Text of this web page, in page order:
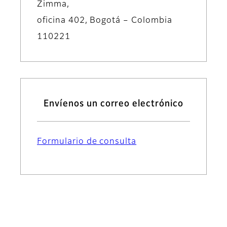
Zimma,
oficina 402, Bogotá – Colombia
110221
Envíenos un correo electrónico
Formulario de consulta